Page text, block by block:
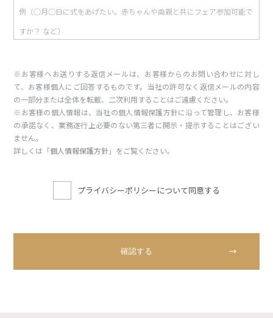
※お客様へお送りする返信メールは、お客様からのお問い合わせに対し
て、お客様個人にご回答するものです。当社の許可なく返信メールの内容
の一部分または全体を転載、二次利用することはご遠慮ください。
※お客様の個人情報は、当社の個人情報保護方針に沿って管理し、お客様
の承諾なく、業務遂行上必要のない第三者に開示・提示することはござい
ません。
詳しくは「個人情報保護方針」をご覧ください。
プライバシーポリシーについて同意する